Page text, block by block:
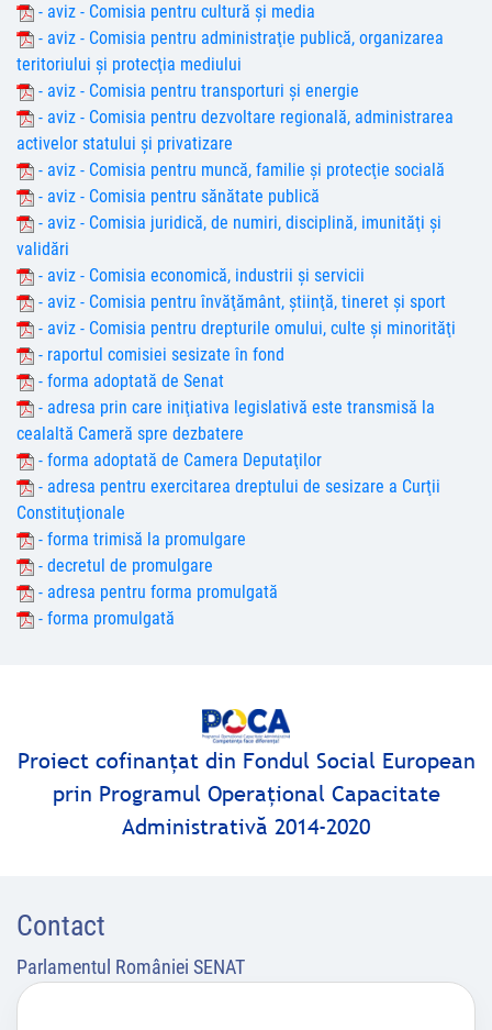
- aviz - Comisia pentru cultură și media
- aviz - Comisia pentru administraţie publică, organizarea
teritoriului şi protecţia mediului
- aviz - Comisia pentru transporturi şi energie
- aviz - Comisia pentru dezvoltare regională, administrarea
activelor statului și privatizare
- aviz - Comisia pentru muncă, familie şi protecţie socială
- aviz - Comisia pentru sănătate publică
- aviz - Comisia juridică, de numiri, disciplină, imunităţi şi
validări
- aviz - Comisia economică, industrii şi servicii
- aviz - Comisia pentru învăţământ, ştiinţă, tineret şi sport
- aviz - Comisia pentru drepturile omului, culte şi minorităţi
- raportul comisiei sesizate în fond
- forma adoptată de Senat
- adresa prin care iniţiativa legislativă este transmisă la
cealaltă Cameră spre dezbatere
- forma adoptată de Camera Deputaţilor
- adresa pentru exercitarea dreptului de sesizare a Curţii
Constituţionale
- forma trimisă la promulgare
- decretul de promulgare
- adresa pentru forma promulgată
- forma promulgată
Proiect cofinanţat din Fondul Social European
prin Programul Operaţional Capacitate
Administrativă 2014-2020
Contact
Parlamentul României SENAT